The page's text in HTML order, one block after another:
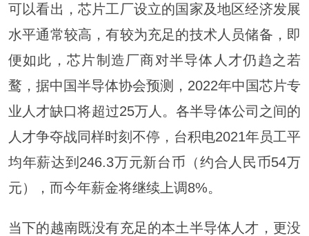
可以看出，芯片工厂设立的国家及地区经济发展
水平通常较高，有较为充足的技术人员储备，即
便如此，芯片制造厂商对半导体人才仍趋之若
鹜，据中国半导体协会预测，2022年中国芯片专
业人才缺口将超过25万人。各半导体公司之间的
人才争夺战同样时刻不停，台积电2021年员工平
均年薪达到246.3万元新台币（约合人民币54万
元），而今年薪金将继续上调8%。
当下的越南既没有充足的本土半导体人才，更没